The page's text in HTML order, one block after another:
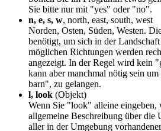
Sie bitte nur mit "yes" oder "no".
n, e, s, w, north, east, south, west
Norden, Osten, Süden, Westen.
benötigt, um sich in der
möglichen Richtungen werden
angezeigt. In der Regel wird kein
kann aber manchmal nötig sein
barn", zu gelangen.
l, look (Objekt)
Wenn Sie "look" alleine eingeben,
allgemeine Beschreibung über die
aller in der Umgebung